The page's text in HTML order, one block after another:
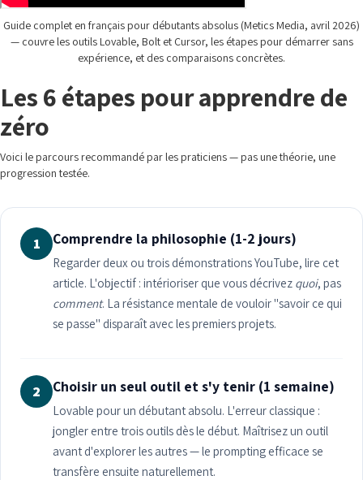
Guide complet en français pour débutants absolus (Metics Media, avril 2026)
— couvre les outils Lovable, Bolt et Cursor, les étapes pour démarrer sans
expérience, et des comparaisons concrètes.
Les 6 étapes pour apprendre de
zéro
Voici le parcours recommandé par les praticiens — pas une théorie, une
progression testée.
1 Comprendre la philosophie (1-2 jours)
Regarder deux ou trois démonstrations YouTube, lire cet
article. L'objectif : intérioriser que vous décrivez quoi, pas
comment. La résistance mentale de vouloir "savoir ce qui
se passe" disparaît avec les premiers projets.
2 Choisir un seul outil et s'y tenir (1 semaine)
Lovable pour un débutant absolu. L'erreur classique :
jongler entre trois outils dès le début. Maîtrisez un outil
avant d'explorer les autres — le prompting efficace se
transfère ensuite naturellement.